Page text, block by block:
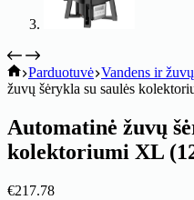
koitik
Parduotuvė Vandens ir
žuvų šėrykla su saulės
Automatinė žuvų
kolektoriumi XL
€217.78